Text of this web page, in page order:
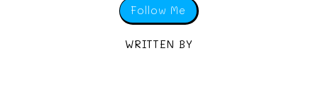
Follow Me
WRITTEN BY